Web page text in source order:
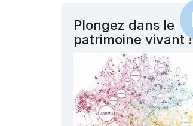
Plongez dans le
patrimoine vivant !